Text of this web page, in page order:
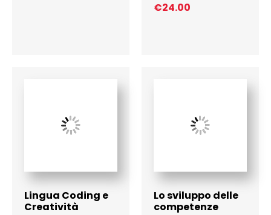
€24.00
Lingua Coding e
Creatività
Lo sviluppo delle
competenze